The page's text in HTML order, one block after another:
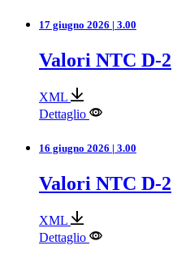
17 giugno 2026 | 3.00
Valori NTC D-2
XML
Dettaglio
16 giugno 2026 | 3.00
Valori NTC D-2
XML
Dettaglio